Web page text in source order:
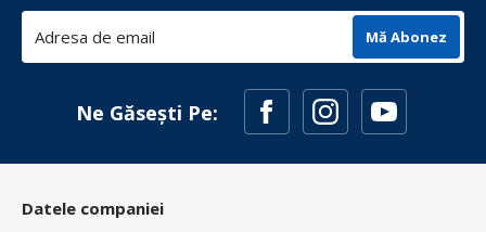
Mă Abonez
Ne Găsești Pe:
Datele companiei